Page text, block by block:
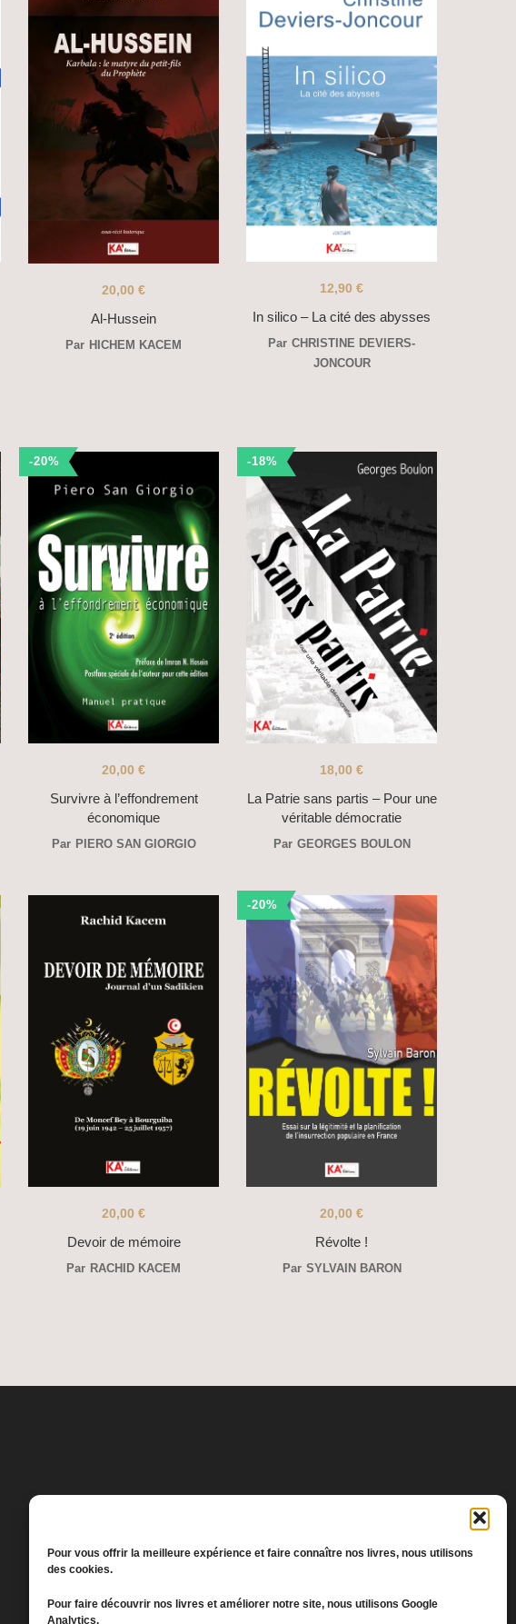
Pour vous offrir la meilleure expérience et faire connaître nos livres, nous utilisons
des cookies.
Pour faire découvrir nos livres et améliorer notre site, nous utilisons Google
Analytics.
Al-Hussein
20,00 €
Par HICHEM KACEM
In silico – La cité des abysses
12,90 €
Par CHRISTINE DEVIERS-
JONCOUR
-20%
Survivre à l’effondrement
économique
20,00 €
Par PIERO SAN GIORGIO
-18%
La Patrie sans partis – Pour une
véritable démocratie
18,00 €
Par GEORGES BOULON
Devoir de mémoire
20,00 €
Par RACHID KACEM
-20%
Révolte !
20,00 €
Par SYLVAIN BARON